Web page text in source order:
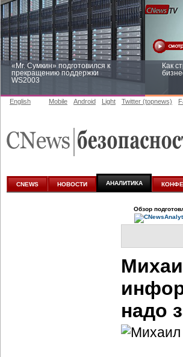
«Mr. Сумкин» подготовился к
прекращению поддержки
WS2003
Как
аналитике
English Mobile Android Light Twitter (topnews)
CNEWS НОВОСТИ АНАЛИТИКА
Обзор
надо